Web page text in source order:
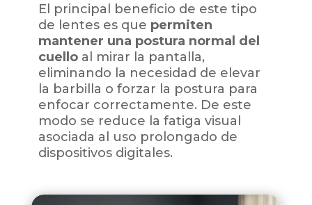
El principal beneficio de este tipo
de lentes es que permiten
mantener una postura normal del
cuelloal mirar la pantalla,
eliminando la necesidad de elevar
la barbilla o forzar la postura para
enfocar correctamente. De este
modo se reduce la fatiga visual
asociada al uso prolongado de
dispositivos digitales.